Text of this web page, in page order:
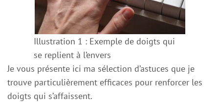
Illustration 1 : Exemple de doigts qui
se replient à l’envers
Je vous présente ici ma sélection d’astuces que je
trouve particulièrement efficaces pour renforcer les
doigts qui s’affaissent.